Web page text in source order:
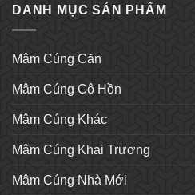
DANH MỤC SẢN PHẨM
Mâm Cúng Căn
Mâm Cúng Cô Hồn
Mâm Cúng Khác
Mâm Cúng Khai Trương
Mâm Cúng Nhà Mới